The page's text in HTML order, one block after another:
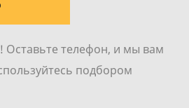
телефон, и мы вам
подбором